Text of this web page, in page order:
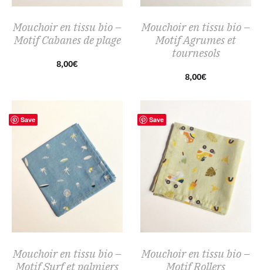
Mouchoir en tissu bio –
Motif Cabanes de plage
8,00€
Mouchoir en tissu bio –
Motif Agrumes et
tournesols
8,00€
Save
Mouchoir en tissu bio –
Motif Surf et palmiers
Save
Mouchoir en tissu bio –
Motif Rollers